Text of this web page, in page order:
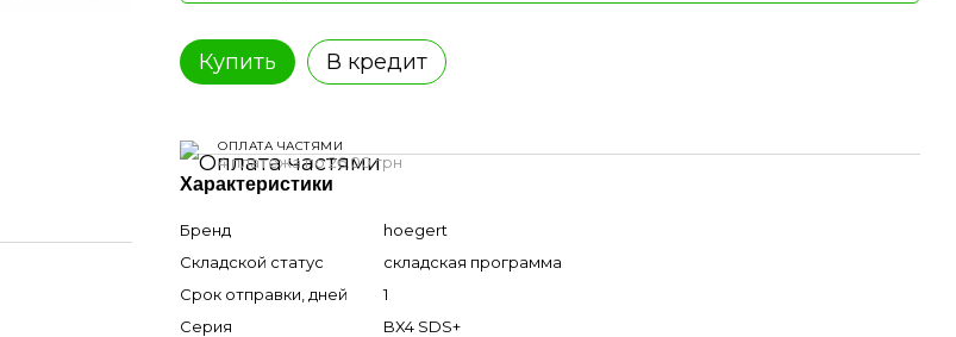
Купить В кредит
ОПЛАТА ЧАСТЯМИ
4 платежа по 26.00 грн
Характеристики
Бренд
hoegert
Складской статус
складская программа
Срок отправки, дней
1
Серия
BX4 SDS+